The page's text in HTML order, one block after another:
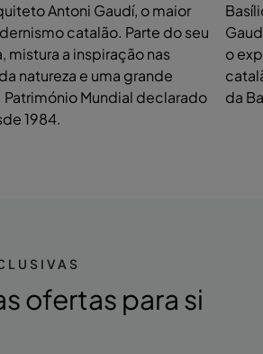
Antoni Gaudí, o maior
catalão. Parte do seu
mistura a inspiração nas
natureza e uma grande
Mundial declarado
1984.
o
da
ofertas para si